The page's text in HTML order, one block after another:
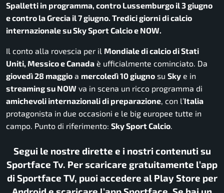
Spalletti in programma, contro Lussemburgo il 3 giugno
e contro la Grecia il 7 giugno. Tredici giorni di calcio
internazionale su Sky Sport Calcio e NOW.
Il conto alla rovescia per il Mondiale di calcio di Stati
Uniti, Messico e Canada è ufficialmente cominciato. Da
giovedì 28 maggio a mercoledì 10 giugno su Sky e in
streaming su NOW va in scena un ricco programma di
amichevoli internazionali di preparazione, con l’Italia
protagonista in due occasioni e le big europee tutte in
campo. Punto di riferimento: Sky Sport Calcio.
Segui le nostre dirette e i nostri contenuti su
Sportface Tv. Per scaricare gratuitamente l’app
di Sportface TV, puoi accedere al Play Store per